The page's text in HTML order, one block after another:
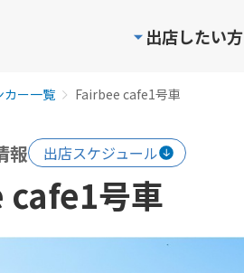
出店したい方
カー一覧 Fairbee cafe1号車
報 出店スケジュール
号車